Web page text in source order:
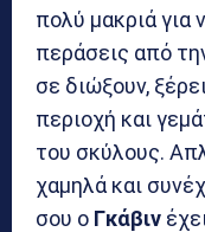
πολύ μακριά για
περάσεις από
σε διώξουν,
περιοχή και
του σκύλους.
χαμηλά και
σου ο Γκάβιν